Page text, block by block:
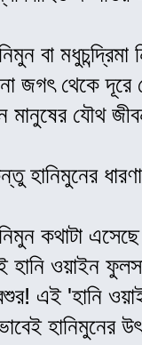
বা
জগৎ থেকে
মানুষের যৌথ
হানিমুনের
কথাটা
হানি ওয়াইন
এই 'হানি
হানিমুনের